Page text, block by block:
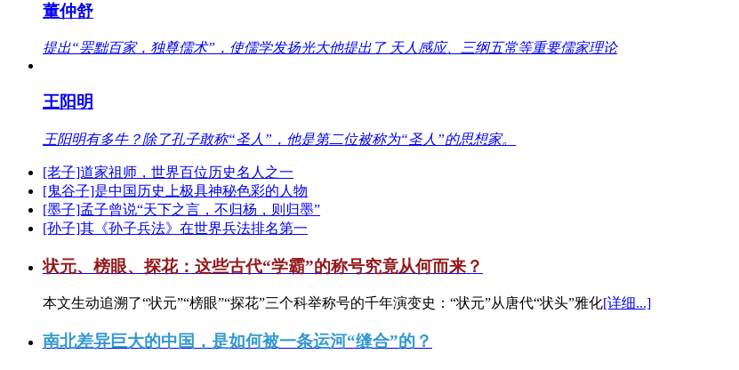
董仲舒
提出“罢黜百家，独尊儒术”，使儒学发扬光大他提出了 天人感应、三纲五常等重要儒家理论
王阳明
王阳明有多牛？除了孔子敢称“圣人”，他是第二位被称为“圣人”的思想家。
[老子]道家祖师，世界百位历史名人之一
[鬼谷子]是中国历史上极具神秘色彩的人物
[墨子]孟子曾说“天下之言，不归杨，则归墨”
[孙子]其《孙子兵法》在世界兵法排名第一
状元、榜眼、探花：这些古代“学霸”的称号究竟从何而来？
本文生动追溯了“状元”“榜眼”“探花”三个科举称号的千年演变史：“状元”从唐代“状头”雅化[详细...]
南北差异巨大的中国，是如何被一条运河“缝合”的？